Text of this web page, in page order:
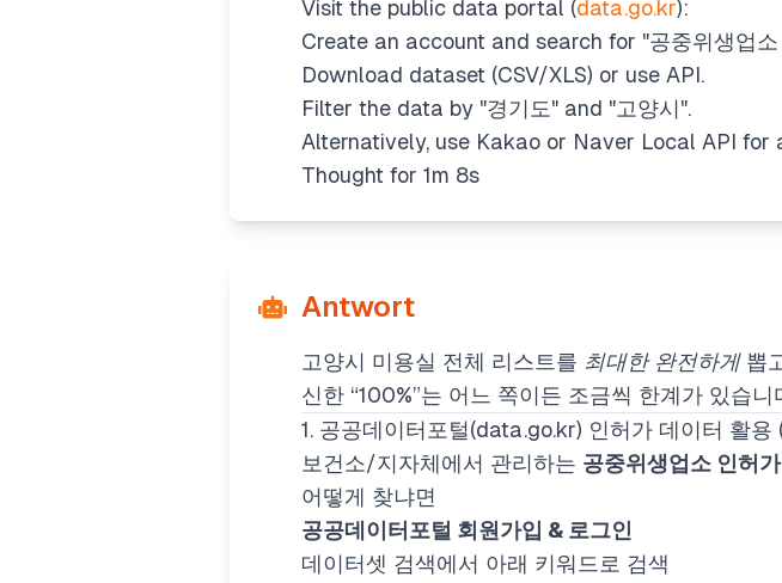
Visit the public data portal (data.go.kr):
Create an account and search for "공중위생업소
Download dataset (CSV/XLS) or use API.
Filter the data by "경기도" and "고양시".
Alternatively, use Kakao or Naver Local API for
Thought for 1m 8s
Antwort
고양시 미용실 전체 리스트를 최대한 완전하게뽑
신한 “100%”는 어느 쪽이든 조금씩 한계가 있습니
1. 공공데이터포털(data.go.kr) 인허가 데이터 활용
보건소/지자체에서 관리하는 공중위생업소 인허
어떻게 찾냐면
공공데이터포털 회원가입 & 로그인
데이터셋 검색에서 아래 키워드로 검색